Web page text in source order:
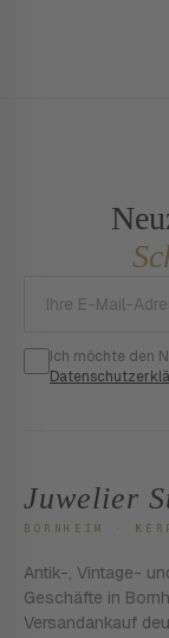
Ich möchte den
Juwelier
BORNHEIM ·
Antik-, Vintage-
Geschäfte in
Versandankauf